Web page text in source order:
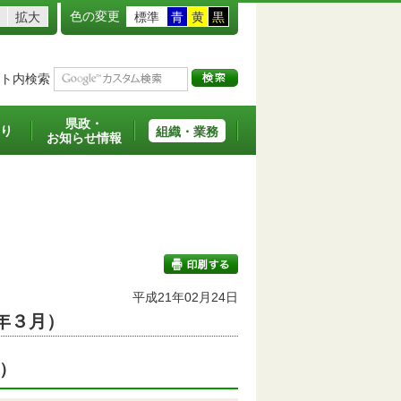
拡大 色の変更 標準 青 黄 黒
内検索
県政・
お知らせ情報
組織・業務
印刷する
平成21年02月24日
月）
）